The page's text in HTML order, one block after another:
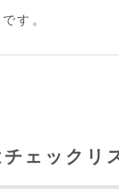
す。
ェックリ